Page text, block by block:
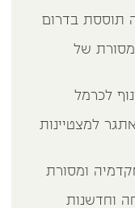
תוססת בדרום
מסורת של
לכרמל
למצטיינות
ומסורת
וחדשנות